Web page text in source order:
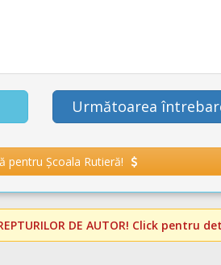
Următoarea
pentru Școala Rutieră!
DE AUTOR! Click pentru